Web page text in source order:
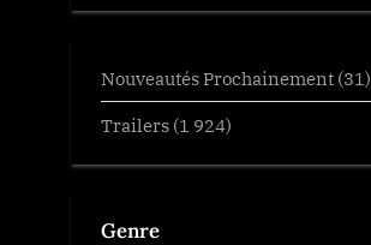
Nouveautés Prochainement (31)
Trailers (1 924)
Genre